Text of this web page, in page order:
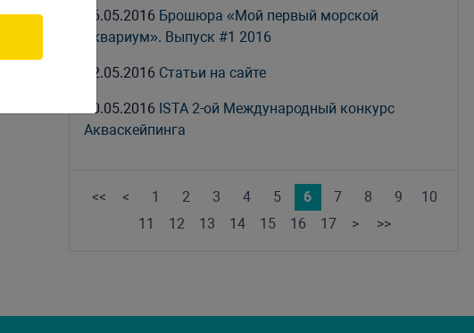
16.05.2016 Брошюра «Мой первый морской
аквариум». Выпуск #1 2016
12.05.2016 Статьи на сайте
10.05.2016 ISTA 2-ой Международный конкурс
Акваскейпинга
<< < 1 2 3 4 5 6 7 8 9
10
11
12 13 14 15 16 17 > >>